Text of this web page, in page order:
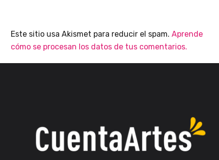
Este sitio usa Akismet para reducir el spam.Aprende
cómo se procesan los datos de tus comentarios.